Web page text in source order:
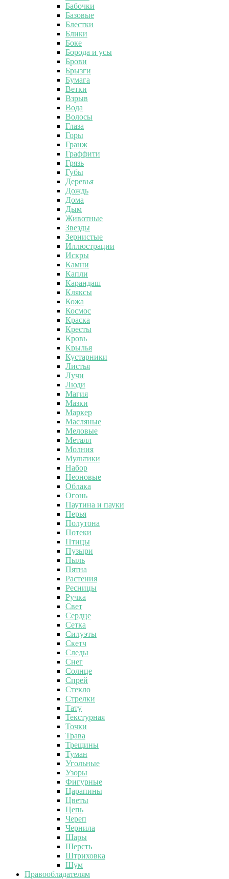
Бабочки
Базовые
Блестки
Блики
Боке
Борода и усы
Брови
Брызги
Бумага
Ветки
Взрыв
Вода
Волосы
Глаза
Горы
Гранж
Граффити
Грязь
Губы
Деревья
Дождь
Дома
Дым
Животные
Звезды
Зернистые
Иллюстрации
Искры
Камни
Капли
Карандаш
Кляксы
Кожа
Космос
Краска
Кресты
Кровь
Крылья
Кустарники
Листья
Лучи
Люди
Магия
Мазки
Маркер
Масляные
Меловые
Металл
Молния
Мультики
Набор
Неоновые
Облака
Огонь
Паутина и пауки
Перья
Полутона
Потеки
Птицы
Пузыри
Пыль
Пятна
Растения
Ресницы
Ручка
Свет
Сердце
Сетка
Силуэты
Скетч
Следы
Снег
Солнце
Спрей
Стекло
Стрелки
Тату
Текстурная
Точки
Трава
Трещины
Туман
Угольные
Узоры
Фигурные
Царапины
Цветы
Цепь
Череп
Чернила
Шары
Шерсть
Штриховка
Шум
Правообладателям